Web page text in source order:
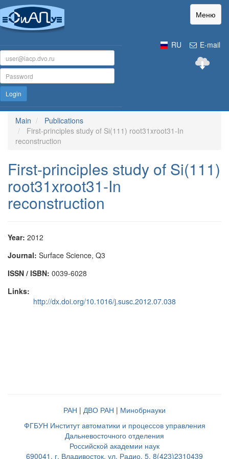
Меню
E-mail
RU
Login
Main
Publications
First-principles study of Si(111) root31xroot31-In
reconstruction
First-principles study of Si(111)
root31xroot31-In
reconstruction
Year: 2012
Journal: Surface Science, Q3
ISSN / ISBN: 0039-6028
Links:
http://dx.doi.org/10.1016/j.susc.2012.07.038
РАН | ДВО РАН | Минобрнауки
ФГБУН Институт автоматики и процессов управления
Дальневосточного отделения
Российской академии наук
690041, г. Владивосток, ул. Радио, 5, 8(423)2310439